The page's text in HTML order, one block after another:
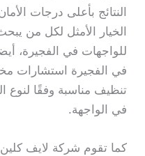
النتائج بأعلى درجات
الخيار الأمثل لكل من
للواجهات في الفجيرة،
في الفجيرة استشارات
تنظيف مناسبة وفقًا لنوع
في الواجهة.
كما تقوم شركة لايف كلين